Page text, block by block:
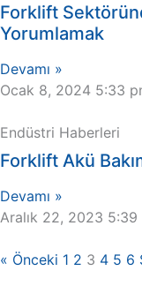
Forklift
Yorumlamak
Devamı »
Ocak 8, 2024 5:33
Endüstri Haberleri
Forklift Akü
Devamı »
Aralık 22, 2023 5:39
« Önceki 1 2 3 4 5 6